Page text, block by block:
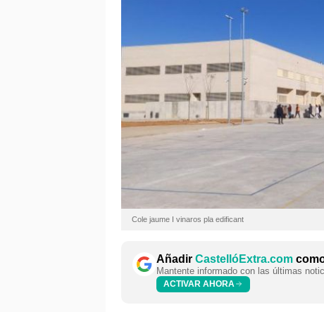
Cole jaume I vinaros pla edificant
Añadir CastellóExtra.com
Mantente informado con las últimas
ACTIVAR AHORA